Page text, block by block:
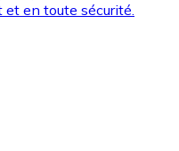
pour acheter
de vos marques
en toute sécurité.